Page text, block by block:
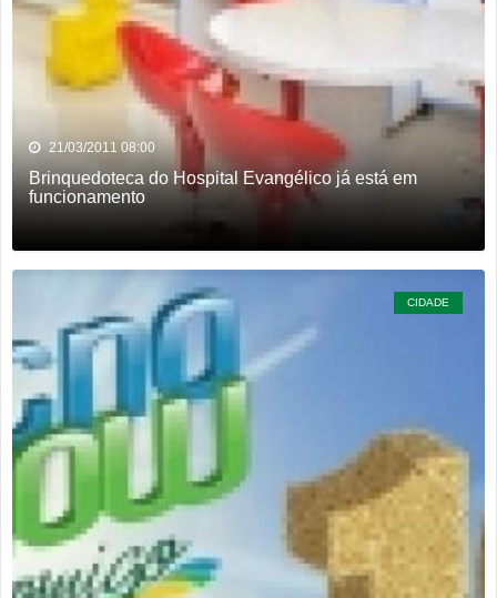
21/03/2011 08:00
Brinquedoteca do Hospital Evangélico já está em
funcionamento
CIDADE